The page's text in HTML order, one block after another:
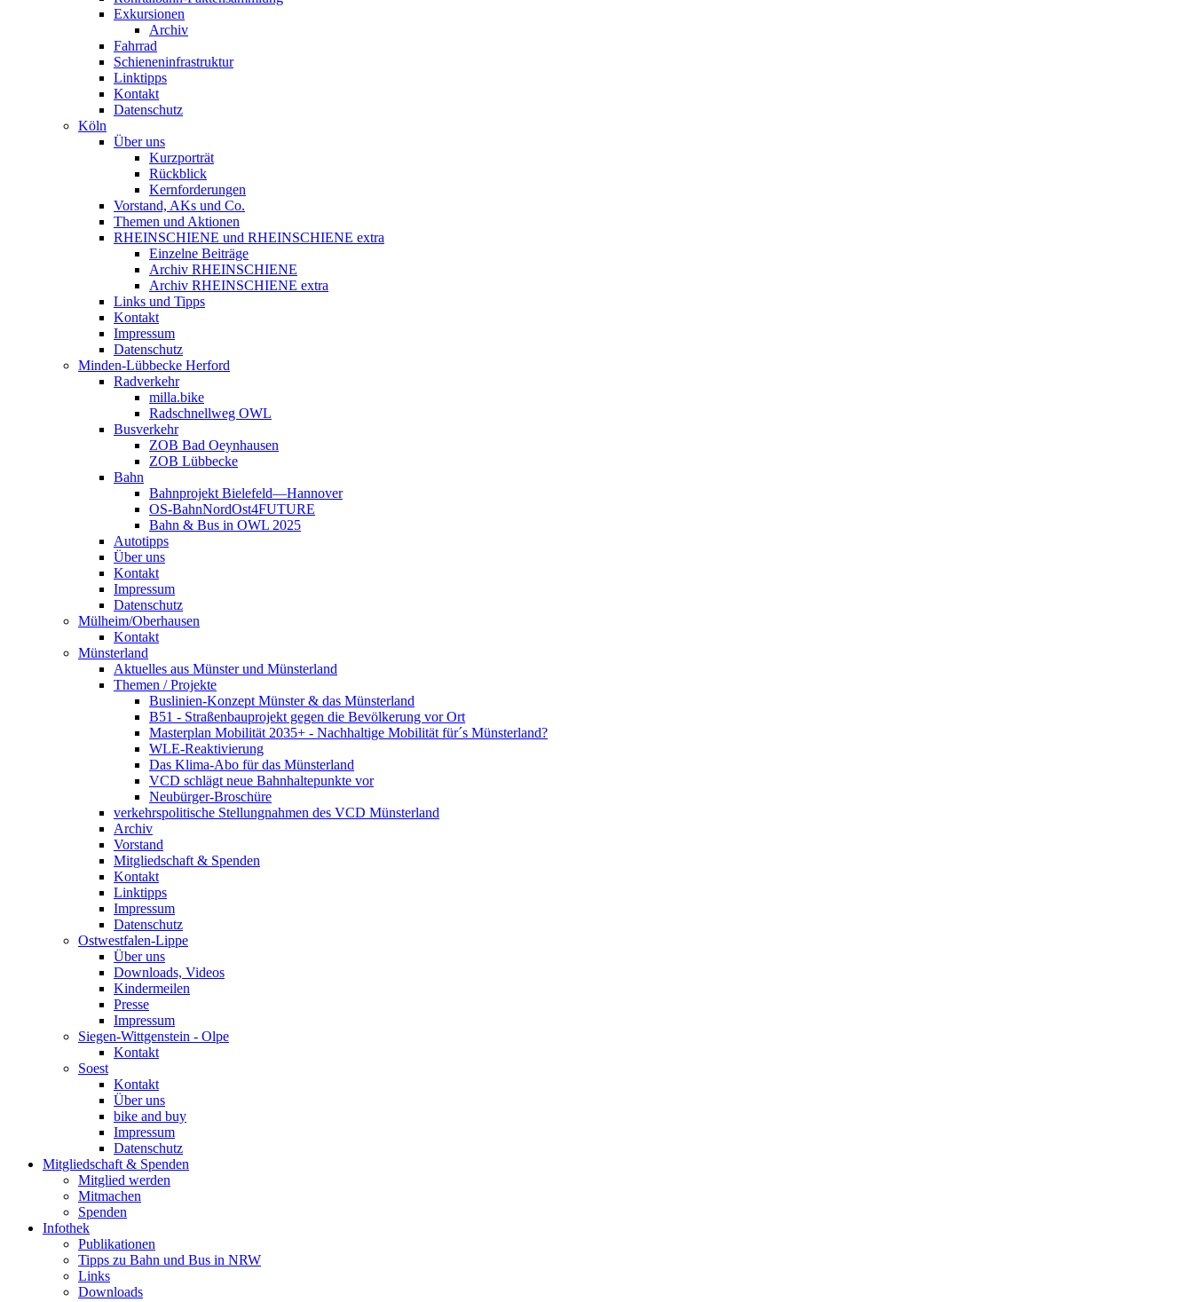
Exkursionen
Archiv
Fahrrad
Schieneninfrastruktur
Linktipps
Kontakt
Datenschutz
Köln
Über uns
Kurzporträt
Rückblick
Kernforderungen
Vorstand, AKs und Co.
Themen und Aktionen
RHEINSCHIENE und RHEINSCHIENE extra
Einzelne Beiträge
Archiv RHEINSCHIENE
Archiv RHEINSCHIENE extra
Links und Tipps
Kontakt
Impressum
Datenschutz
Minden-Lübbecke Herford
Radverkehr
milla.bike
Radschnellweg OWL
Busverkehr
ZOB Bad Oeynhausen
ZOB Lübbecke
Bahn
Bahnprojekt Bielefeld—Hannover
OS-BahnNordOst4FUTURE
Bahn & Bus in OWL 2025
Autotipps
Über uns
Kontakt
Impressum
Datenschutz
Mülheim/Oberhausen
Kontakt
Münsterland
Aktuelles aus Münster und Münsterland
Themen / Projekte
Buslinien-Konzept Münster & das Münsterland
B51 - Straßenbauprojekt gegen die Bevölkerung vor Ort
Masterplan Mobilität 2035+ - Nachhaltige Mobilität für´s Münsterland?
WLE-Reaktivierung
Das Klima-Abo für das Münsterland
VCD schlägt neue Bahnhaltepunkte vor
Neubürger-Broschüre
verkehrspolitische Stellungnahmen des VCD Münsterland
Archiv
Vorstand
Mitgliedschaft & Spenden
Kontakt
Linktipps
Impressum
Datenschutz
Ostwestfalen-Lippe
Über uns
Downloads, Videos
Kindermeilen
Presse
Impressum
Siegen-Wittgenstein - Olpe
Kontakt
Soest
Kontakt
Über uns
bike and buy
Impressum
Datenschutz
Mitgliedschaft & Spenden
Mitglied werden
Mitmachen
Spenden
Infothek
Publikationen
Tipps zu Bahn und Bus in NRW
Links
Downloads